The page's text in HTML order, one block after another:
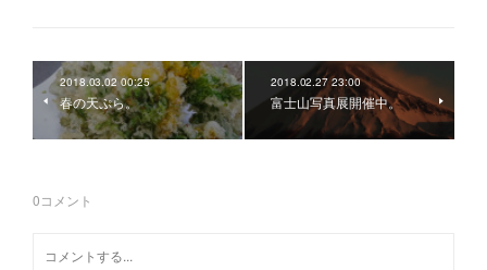
2018.03.02 00:25
春の天ぷら。
2018.02.27 23:00
富士山写真展開催中。
0コメント